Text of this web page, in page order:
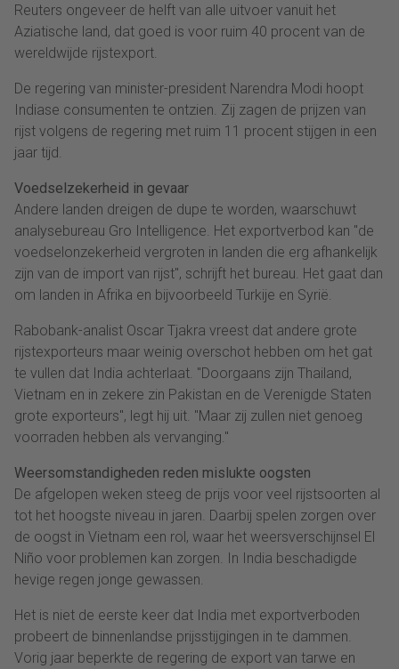
Reuters ongeveer de helft van alle uitvoer vanuit het
Aziatische land, dat goed is voor ruim 40 procent van de
wereldwijde rijstexport.
De regering van minister-president Narendra Modi hoopt
Indiase consumenten te ontzien. Zij zagen de prijzen van
rijst volgens de regering met ruim 11 procent stijgen in een
jaar tijd.
Voedselzekerheid in gevaar
Andere landen dreigen de dupe te worden, waarschuwt
analysebureau Gro Intelligence. Het exportverbod kan "de
voedselonzekerheid vergroten in landen die erg afhankelijk
zijn van de import van rijst", schrijft het bureau. Het gaat dan
om landen in Afrika en bijvoorbeeld Turkije en Syrië.
Rabobank-analist Oscar Tjakra vreest dat andere grote
rijstexporteurs maar weinig overschot hebben om het gat
te vullen dat India achterlaat. "Doorgaans zijn Thailand,
Vietnam en in zekere zin Pakistan en de Verenigde Staten
grote exporteurs", legt hij uit. "Maar zij zullen niet genoeg
voorraden hebben als vervanging."
Weersomstandigheden reden mislukte oogsten
De afgelopen weken steeg de prijs voor veel rijstsoorten al
tot het hoogste niveau in jaren. Daarbij spelen zorgen over
de oogst in Vietnam een rol, waar het weersverschijnsel El
Niño voor problemen kan zorgen. In India beschadigde
hevige regen jonge gewassen.
Het is niet de eerste keer dat India met exportverboden
probeert de binnenlandse prijsstijgingen in te dammen.
Vorig jaar beperkte de regering de export van tarwe en